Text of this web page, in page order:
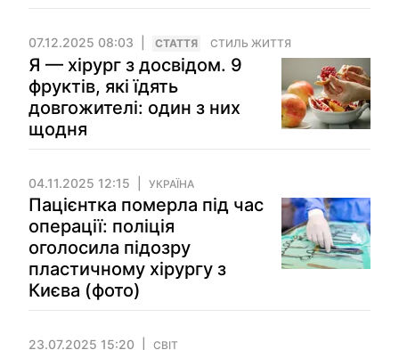
07.12.2025 08:03 СТАТТЯ СТИЛЬ ЖИТТЯ
Я — хірург з досвідом. 9
фруктів, які їдять
довгожителі: один з них
щодня
04.11.2025 12:15 УКРАЇНА
Пацієнтка померла під час
операції: поліція
оголосила підозру
пластичному хірургу з
Києва (фото)
23.07.2025 15:20 СВІТ